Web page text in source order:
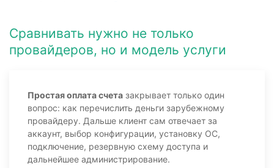
Сравнивать нужно не только
провайдеров, но и модель услуги
Простая оплата счета закрывает только один
вопрос: как перечислить деньги зарубежному
провайдеру. Дальше клиент сам отвечает за
аккаунт, выбор конфигурации, установку ОС,
подключение, резервную схему доступа и
дальнейшее администрирование.